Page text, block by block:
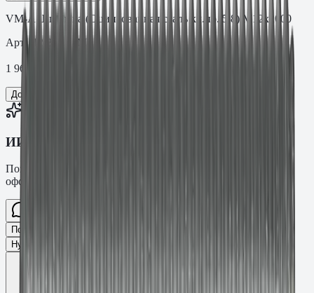
VM-A Шпилька (Оцинкованная сталь кл.пр. 5.8) M12х2000
Арт. .12.2088VM
1 968,92
Добавить в корзину
ИИ-консультант Fasty
Помогу подобрать товар, расскажу характеристики и
оформлю заявку.
Подобрать размер
Нужен ТС/ТО